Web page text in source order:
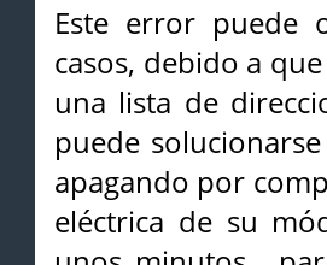
Este error puede
casos, debido a
una lista de
puede
apagando por
eléctrica de su